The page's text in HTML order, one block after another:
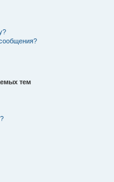
тем